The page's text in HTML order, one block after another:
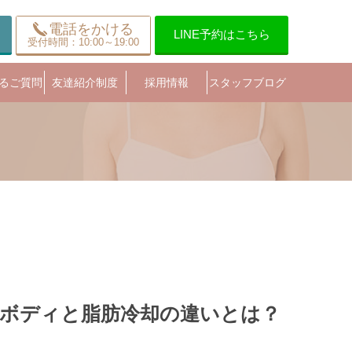
電話をかける
受付時間：10:00～19:00
LINE予約はこちら
ご質問 友達紹介制度 採用情報 スタッフブログ
ディと脂肪冷却の違いとは？